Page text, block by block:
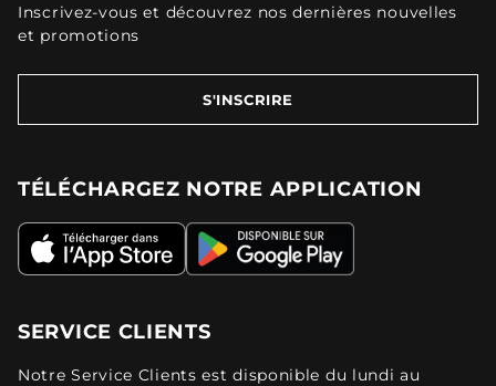
Inscrivez-vous et découvrez nos dernières nouvelles
et promotions
S'INSCRIRE
TÉLÉCHARGEZ NOTRE APPLICATION
SERVICE CLIENTS
Notre Service Clients est disponible du lundi au